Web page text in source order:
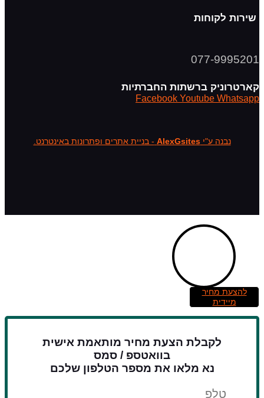
שירות לקוחות
077-9995201
קארטרוניק ברשתות החברתיות
Facebook Youtube Whatsapp
נבנה ע"יAlexGsites - בניית אתרים ופתרונות באינטרנט.
להצעת מחיר
מיידית
לקבלת הצעת מחיר מותאמת אישית
בוואטספ / סמס
נא מלאו את מספר הטלפון שלכם